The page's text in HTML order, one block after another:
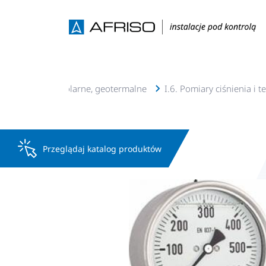
c.o., c.w.u, solarne, geotermalne I.6. Pomiary ciśnienia i
Przeglądaj katalog produktów